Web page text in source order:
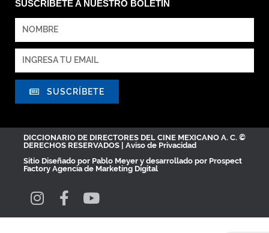
SUSCRÍBETE A NUESTRO BOLETÍN
SUSCRÍBETE
DICCIONARIO DE DIRECTORES DEL CINE MEXICANO A. C. ©
DERECHOS RESERVADOS | Aviso de Privacidad
Sitio Diseñado por Pablo Meyer y desarrollado por Prospect
Factory Agencia de Marketing Digital